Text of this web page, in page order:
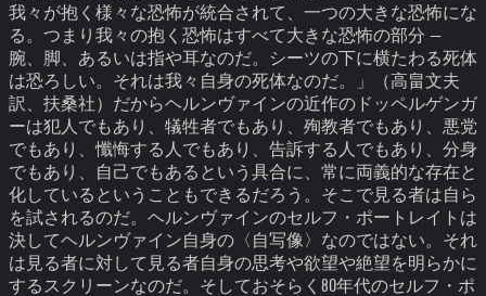
我々が抱く様々な恐怖が統合されて、一つの大きな恐怖にな
る。つまり我々の抱く恐怖はすべて大きな恐怖の部分 —
腕、脚、あるいは指や耳なのだ。シーツの下に横たわる死体
は恐ろしい。それは我々自身の死体なのだ。」（高畠文夫
訳、扶桑社） だからヘルンヴァインの近作のドッペルゲンガ
ーは犯人でもあり、犠牲者でもあり、殉教者でもあり、悪党
でもあり、懺悔する人でもあり、告訴する人でもあり、分身
でもあり、自己でもあるという具合に、常に両義的な存在と
化しているということもできるだろう。そこで見る者は自ら
を試されるのだ。 ヘルンヴァインのセルフ・ポートレイトは
決してヘルンヴァイン自身の〈自写像〉なのではない。それ
は見る者に対して見る者自身の思考や欲望や絶望を明らかに
するスクリーンなのだ。そしておそらく80年代のセルフ・ポ